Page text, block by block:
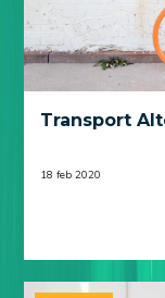
Transport
18 feb 2020